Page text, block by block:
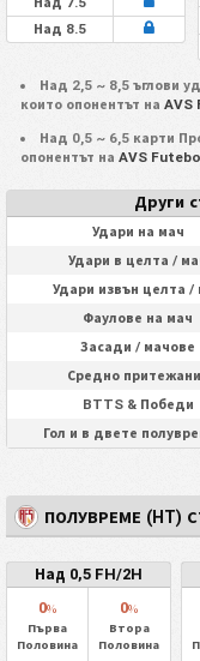
Над 8.5
Над 2,5 ~ 8,5 ъглови
които опонентът на AVS
Над 0,5 ~ 6,5 карти
опонентът на AVS
Други
Удари на мач
Удари в целта /
Удари извън целта /
Фаулове на мач
Засади / мачове
Средно
BTTS & Победи
Гол и в двете
ПОЛУВРЕМЕ (HT)
Над 0,5 FH/2H
0%
Първа
Половина
0%
Втора
Половина